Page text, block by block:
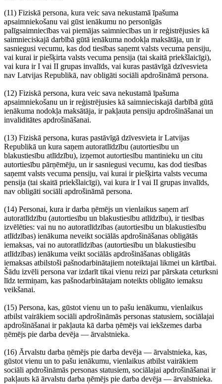
(11) Fiziskā persona, kura veic sava nekustamā īpašuma
apsaimniekošanu vai gūst ienākumu no personīgās
palīgsaimniecības vai piemājas saimniecības un ir reģistrējusies kā
saimnieciskajā darbībā gūtā ienākuma nodokļa maksātāja, un ir
sasniegusi vecumu, kas dod tiesības saņemt valsts vecuma pensiju,
vai kurai ir piešķirta valsts vecuma pensija (tai skaitā priekšlaicīgi),
vai kura ir I vai II grupas invalīds, vai kuras pastāvīgā dzīvesvieta
nav Latvijas Republikā, nav obligāti sociāli apdrošināmā persona.
(12) Fiziskā persona, kura veic sava nekustamā īpašuma
apsaimniekošanu un ir reģistrējusies kā saimnieciskajā darbībā gūtā
ienākuma nodokļa maksātāja, ir pakļauta pensiju apdrošināšanai un
invaliditātes apdrošināšanai.
(13) Fiziskā persona, kuras pastāvīgā dzīvesvieta ir Latvijas
Republikā un kura saņem autoratlīdzību (autortiesību un
blakustiesību atlīdzību), izņemot autortiesību mantinieku un citu
autortiesību pārņēmēju, un ir sasniegusi vecumu, kas dod tiesības
saņemt valsts vecuma pensiju, vai kurai ir piešķirta valsts vecuma
pensija (tai skaitā priekšlaicīgi), vai kura ir I vai II grupas invalīds,
nav obligāti sociāli apdrošināmā persona.
(14) Personai, kura ir darba ņēmējs un vienlaikus saņem arī
autoratlīdzību (autortiesību un blakustiesību atlīdzību), ir tiesības
izvēlēties: vai nu no autoratlīdzības (autortiesību un blakustiesību
atlīdzības) ienākuma neveikt sociālās apdrošināšanas obligātās
iemaksas, vai no autoratlīdzības (autortiesību un blakustiesību
atlīdzības) ienākuma veikt sociālās apdrošināšanas obligātās
iemaksas atbilstoši pašnodarbinātajiem noteiktajai likmei un kārtībai.
Šādu izvēli persona var izdarīt tikai vienu reizi par pārskata ceturksni
līdz termiņam, kas pašnodarbinātajam noteikts obligāto iemaksu
veikšanai.
(15) Persona, kas, gūstot vienu un to pašu ienākumu, vienlaikus
atbilst vairākiem sociāli apdrošināmās personas statusiem, sociālajai
apdrošināšanai ir pakļauta kā darba ņēmējs vai iekšzemes darba
ņēmējs pie darba devēja — ārvalstnieka.
(16) Ārvalstu darba ņēmējs pie darba devēja — ārvalstnieka, kas,
gūstot vienu un to pašu ienākumu, vienlaikus atbilst vairākiem
sociāli apdrošināmās personas statusiem, sociālajai apdrošināšanai ir
pakļauts kā ārvalstu darba ņēmējs pie darba devēja — ārvalstnieka.